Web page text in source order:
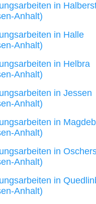
in
Anhalt)
in Halle
Anhalt)
in Helbra
Anhalt)
in Jessen
Anhalt)
in
Anhalt)
in
Anhalt)
in
Anhalt)